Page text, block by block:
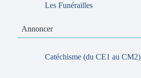
Les Funérailles
Annoncer
Catéchisme (du CE1 au CM2)